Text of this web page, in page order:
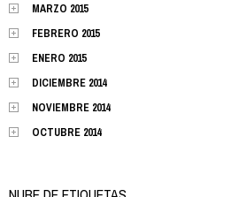
MARZO 2015
FEBRERO 2015
ENERO 2015
DICIEMBRE 2014
NOVIEMBRE 2014
OCTUBRE 2014